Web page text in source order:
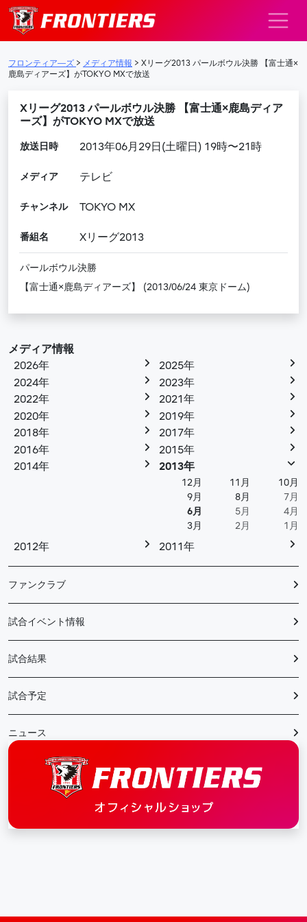
メインナビゲーション
フロンティア―ズ > メディア情報 > Xリーグ2013 パールボウル決勝 【富士通×
鹿島ディアーズ】がTOKYO MXで放送
Xリーグ2013 パールボウル決勝 【富士通×鹿島ディア
ーズ】がTOKYO MXで放送
放送日時 2013年06月29日(土曜日) 19時〜21時
メディア テレビ
チャンネル TOKYO MX
番組名 Xリーグ2013
パールボウル決勝
【富士通×鹿島ディアーズ】 (2013/06/24 東京ドーム)
メディア情報
2026年
2025年
2024年
2023年
2022年
2021年
2020年
2019年
2018年
2017年
2016年
2015年
2014年
2013年
12月 11月
10月
9月
8月
7月
6月
5月
4月
3月
2月 1月
2012年 2011年
ファンクラブ
試合イベント情報
試合結果
試合予定
ニュース